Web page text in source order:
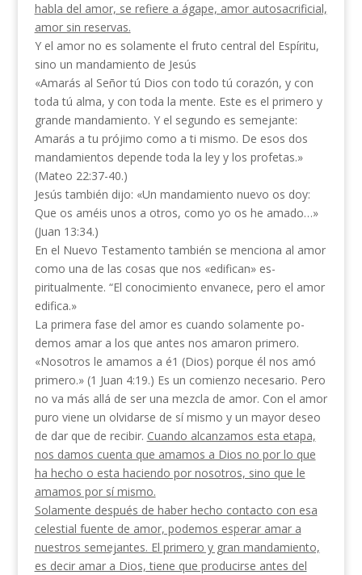
habla del amor, se refiere a ágape, amor autosacrificial,
amor sin reservas.
Y el amor no es solamente el fruto central del Espíritu,
sino un mandamiento de Jesús
«Amarás al Señor tú Dios con todo tú corazón, y con
toda tú alma, y con toda la mente. Este es el primero y
grande mandamiento. Y el segundo es semejante:
Amarás a tu prójimo como a ti mismo. De esos dos
mandamientos depende toda la ley y los profetas.»
(Mateo 22:37-40.)
Jesús también dijo: «Un mandamiento nuevo os doy:
Que os améis unos a otros, como yo os he ama­do…»
(Juan 13:34.)
En el Nuevo Testamento también se menciona al amor
como una de las cosas que nos «edifican» es­
piritualmente. “El conocimiento envanece, pero el amor
edifica.»
La primera fase del amor es cuando solamente po­
demos amar a los que antes nos amaron primero.
«Nosotros le amamos a é1 (Dios) porque él nos amó
primero.» (1 Juan 4:19.) Es un comienzo necesario. Pero
no va más allá de ser una mezcla de amor. Con el amor
puro viene un olvidarse de sí mismo y un mayor deseo
de dar que de recibir. Cuando alcanza­mos esta etapa,
nos damos cuenta que amamos a Dios no por lo que
ha hecho o esta haciendo por nosotros, sino que le
amamos por sí mismo.
Solamente después de haber hecho contacto con esa
celestial fuente de amor, podemos esperar amar a
nuestros semejantes. El primero y gran mandamiento,
es decir amar a Dios, tiene que producirse antes del